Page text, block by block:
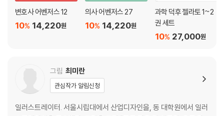
변호사 어벤저스 12
14,220원
10%
의사 어벤저스 27
14,220원
10%
과학 덕후 젤라토 1~2
권 세트
27,000원
10%
그림 최미란
관심작가 알림신청
일러스트레이터. 서울시립대에서 산업디자인을, 동 대학원에서 일러